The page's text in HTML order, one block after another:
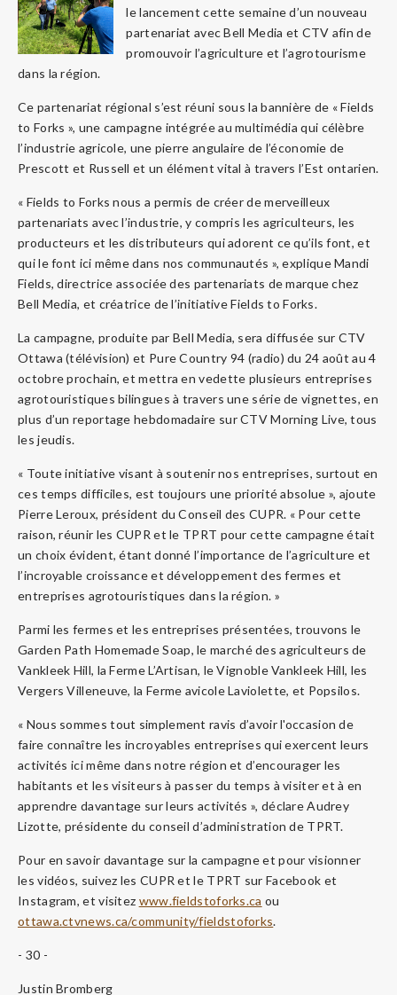
le lancement cette semaine d’un nouveau
partenariat avec Bell Media et CTV afin de
promouvoir l’agriculture et l’agrotourisme
dans la région.
Ce partenariat régional s’est réuni sous la bannière de « Fields
to Forks », une campagne intégrée au multimédia qui célèbre
l’industrie agricole, une pierre angulaire de l’économie de
Prescott et Russell et un élément vital à travers l’Est ontarien.
« Fields to Forks nous a permis de créer de merveilleux
partenariats avec l’industrie, y compris les agriculteurs, les
producteurs et les distributeurs qui adorent ce qu’ils font, et
qui le font ici même dans nos communautés », explique Mandi
Fields, directrice associée des partenariats de marque chez
Bell Media, et créatrice de l’initiative Fields to Forks.
La campagne, produite par Bell Media, sera diffusée sur CTV
Ottawa (télévision) et Pure Country 94 (radio) du 24 août au 4
octobre prochain, et mettra en vedette plusieurs entreprises
agrotouristiques bilingues à travers une série de vignettes, en
plus d’un reportage hebdomadaire sur CTV Morning Live, tous
les jeudis.
« Toute initiative visant à soutenir nos entreprises, surtout en
ces temps difficiles, est toujours une priorité absolue », ajoute
Pierre Leroux, président du Conseil des CUPR. « Pour cette
raison, réunir les CUPR et le TPRT pour cette campagne était
un choix évident, étant donné l’importance de l’agriculture et
l’incroyable croissance et développement des fermes et
entreprises agrotouristiques dans la région. »
Parmi les fermes et les entreprises présentées, trouvons le
Garden Path Homemade Soap, le marché des agriculteurs de
Vankleek Hill, la Ferme L’Artisan, le Vignoble Vankleek Hill, les
Vergers Villeneuve, la Ferme avicole Laviolette, et Popsilos.
« Nous sommes tout simplement ravis d’avoir l'occasion de
faire connaître les incroyables entreprises qui exercent leurs
activités ici même dans notre région et d’encourager les
habitants et les visiteurs à passer du temps à visiter et à en
apprendre davantage sur leurs activités », déclare Audrey
Lizotte, présidente du conseil d’administration de TPRT.
Pour en savoir davantage sur la campagne et pour visionner
les vidéos, suivez les CUPR et le TPRT sur Facebook et
Instagram, et visitez www.fieldstoforks.ca ou
ottawa.ctvnews.ca/community/fieldstoforks.
- 30 -
Justin Bromberg